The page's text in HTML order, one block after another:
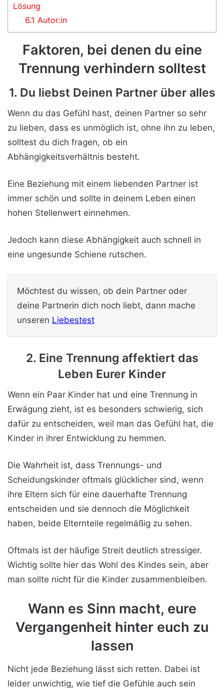
Lösung
6.1 Autor:in
Faktoren, bei denen du eine
Trennung verhindern solltest
1. Du liebst Deinen Partner über alles
Wenn du das Gefühl hast, deinen Partner so sehr
zu lieben, dass es unmöglich ist, ohne ihn zu leben,
solltest du dich fragen, ob ein
Abhängigkeitsverhältnis besteht.
Eine Beziehung mit einem liebenden Partner ist
immer schön und sollte in deinem Leben einen
hohen Stellenwert einnehmen.
Jedoch kann diese Abhängigkeit auch schnell in
eine ungesunde Schiene rutschen.
Möchtest du wissen, ob dein Partner oder
deine Partnerin dich noch liebt, dann mache
unseren Liebestest
2. Eine Trennung affektiert das
Leben Eurer Kinder
Wenn ein Paar Kinder hat und eine Trennung in
Erwägung zieht, ist es besonders schwierig, sich
dafür zu entscheiden, weil man das Gefühl hat, die
Kinder in ihrer Entwicklung zu hemmen.
Die Wahrheit ist, dass Trennungs- und
Scheidungskinder oftmals glücklicher sind, wenn
ihre Eltern sich für eine dauerhafte Trennung
entscheiden und sie dennoch die Möglichkeit
haben, beide Elternteile regelmäßig zu sehen.
Oftmals ist der häufige Streit deutlich stressiger.
Wichtig sollte hier das Wohl des Kindes sein, aber
man sollte nicht für die Kinder zusammenbleiben.
Wann es Sinn macht, eure
Vergangenheit hinter euch zu
lassen
Nicht jede Beziehung lässt sich retten. Dabei ist
leider unwichtig, wie tief die Gefühle auch sein